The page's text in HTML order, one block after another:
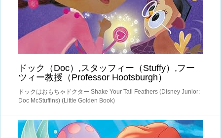
ドック（Doc）,スタッフィー（Stuffy）,フー
ツィー教授（Professor Hootsburgh）
ドックはおもちゃドクター Shake Your Tail Feathers (Disney Junior:
Doc McStuffins) (Little Golden Book)